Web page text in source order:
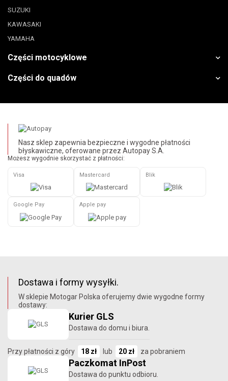
SUZUKI
KAWASAKI
YAMAHA
Części motocyklowe
Części do quadów
Nasz sklep zapewnia bezpieczne i wygodne płatności
błyskawiczne, oferowane przez Autopay S.A.
Możesz wygodnie skorzystać z płatności:
Visa Mastercard Blik
Google Pay Apple pay
Dostawa i formy wysyłki.
W sklepie Motogar Polska oferujemy dwie wygodne formy
dostawy:
Kurier GLS
Dostawa do domu i biura.
Przy płatności z góry 18 zł lub 20 zł za pobraniem
Paczkomat InPost
Dostawa do punktu odbioru.